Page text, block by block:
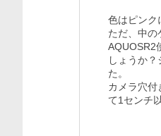
色はピンク
ただ、中
AQUOSR2
しょうか
た。
カメラ穴付
て1センチ